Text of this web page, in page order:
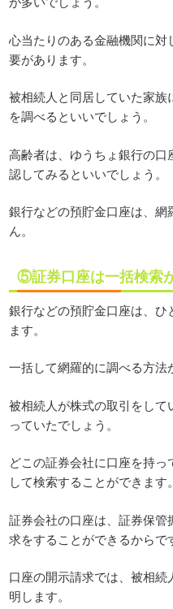
心当たりのある金融機関に
要があります。
被相続人と同居していた家
を調べるといいでしょう。
高齢者は、ゆうちょ銀行の
認してみるといいでしょう。
銀行などの預貯金口座は、
ん。
⑤証券口座は一括検索
銀行などの預貯金口座は、ひ
ます。
一括して網羅的に調べる方法
被相続人が株式の取引をし
っていたでしょう。
どこの証券会社に口座を持
して検索することができます。
証券会社の口座は、証券保
求をすることができるからで
口座の開示請求では、被相
明します。